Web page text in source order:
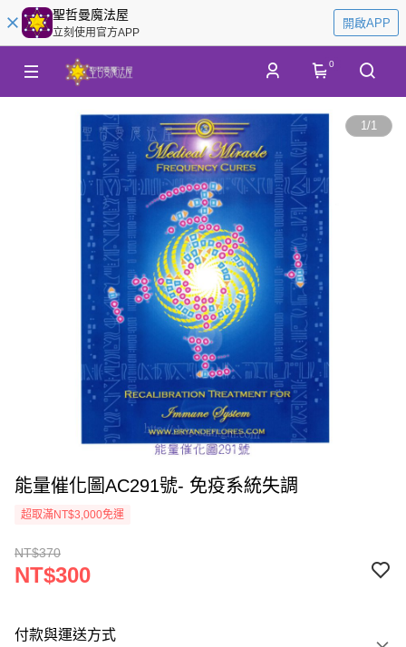
聖哲曼魔法屋
立刻使用官方APP
開啟APP
0
1/1
能量催化圖AC291號- 免疫系統失調
超取滿NT$3,000免運
NT$370
NT$300
付款與運送方式